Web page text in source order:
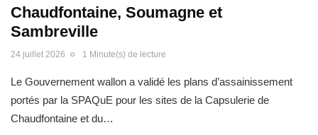
Chaudfontaine, Soumagne et
Sambreville
24 juillet 2026 1 Minute(s) de lecture
Le Gouvernement wallon a validé les plans d’assainissement
portés par la SPAQuE pour les sites de la Capsulerie de
Chaudfontaine et du…